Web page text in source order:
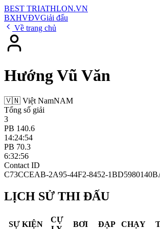
BEST TRIATHLON.VN
BXHVĐVGiải đấu
Về trang chủ
Hướng Vũ Văn
🇻🇳 Việt NamNAM
Tổng số giải
3
PB 140.6
14:24:54
PB 70.3
6:32:56
Contact ID
C73CCEAB-2A95-44F2-8452-
LỊCH SỬ THI ĐẤU
SỰ KIỆN
CỰ
BƠI ĐẠP CHẠY